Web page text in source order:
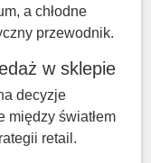
a chłodne
przewodnik.
w sklepie
decyzje
między światłem
retail.